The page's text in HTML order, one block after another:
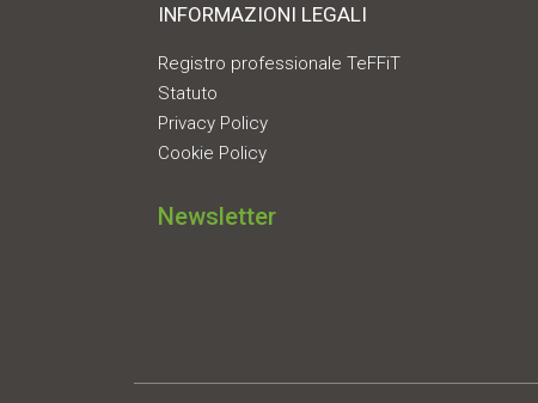
INFORMAZIONI LEGALI
Registro professionale TeFFiT
Statuto
Privacy Policy
Cookie Policy
Newsletter